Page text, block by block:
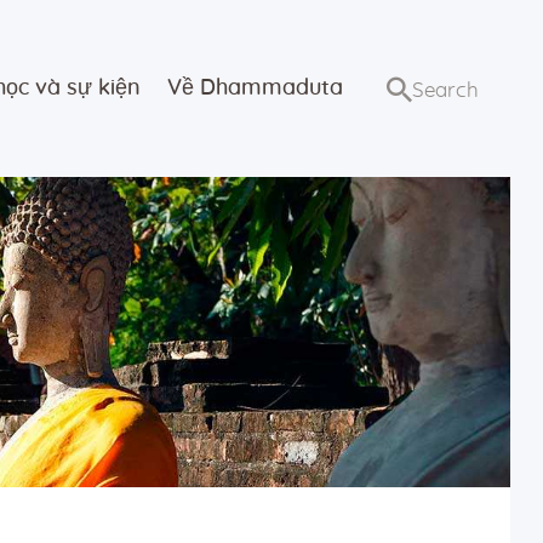
và sự kiện Về Dhammaduta